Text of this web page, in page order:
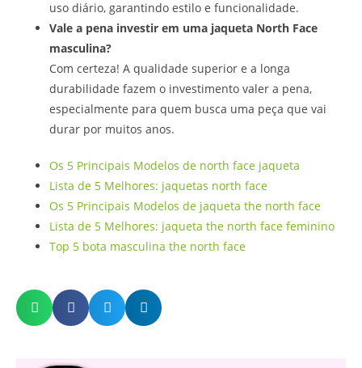
uso diário, garantindo estilo e funcionalidade.
Vale a pena investir em uma jaqueta North Face
masculina?
Com certeza! A qualidade superior e a longa
durabilidade fazem o investimento valer a pena,
especialmente para quem busca uma peça que vai
durar por muitos anos.
Os 5 Principais Modelos de north face jaqueta
Lista de 5 Melhores: jaquetas north face
Os 5 Principais Modelos de jaqueta the north face
Lista de 5 Melhores: jaqueta the north face feminino
Top 5 bota masculina the north face